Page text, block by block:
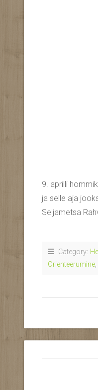
9. aprilli
ja selle aja
Seljametsa
Category:
Orienteerumine,